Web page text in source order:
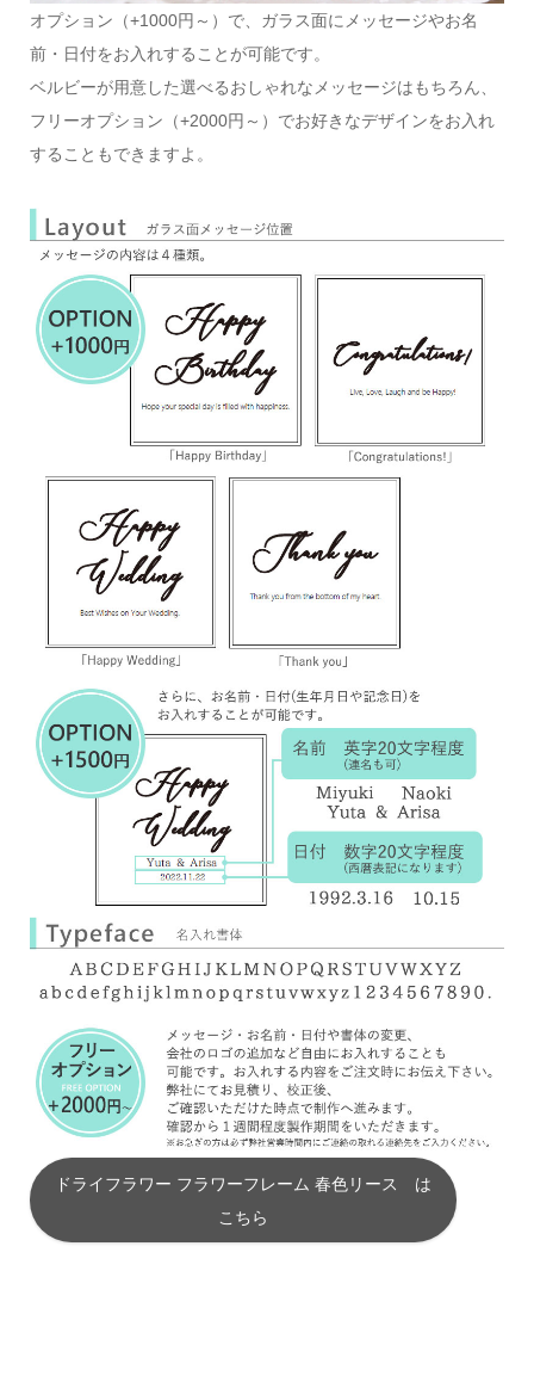
オプション（+1000円～）で、ガラス面にメッセージやお名
前・日付をお入れすることが可能です。
ベルビーが用意した選べるおしゃれなメッセージはもちろん、
フリーオプション（+2000円～）でお好きなデザインをお入れ
することもできますよ。
ドライフラワー フラワーフレーム 春色リース は
こちら